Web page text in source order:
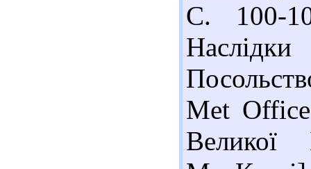
С. 100-
Met
Великої